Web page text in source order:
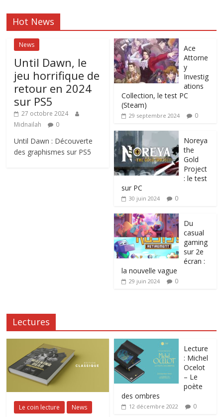
Hot News
News
Until Dawn, le
jeu horrifique de
retour en 2024
sur PS5
27 octobre 2024
Midnailah
0
Until Dawn : Découverte
des graphismes sur PS5
Ace
Attorne
y
Investig
ations
Collection, le test PC
(Steam)
29 septembre 2024 0
Noreya
the
Gold
Project
: le test
sur PC
30 juin 2024 0
Du
casual
gaming
sur 2e
écran :
la nouvelle vague
29 juin 2024 0
Lectures
Le coin lecture News
Lecture
: Michel
Ocelot
– Le
poète
des ombres
12 décembre 2022 0